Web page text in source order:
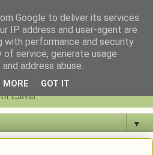
/ Общество азербайджанцев
Latvia
▼
Google to deliver its services
IP address and user-agent are
with performance and security
service, generate usage
address abuse.
MORE GOT IT